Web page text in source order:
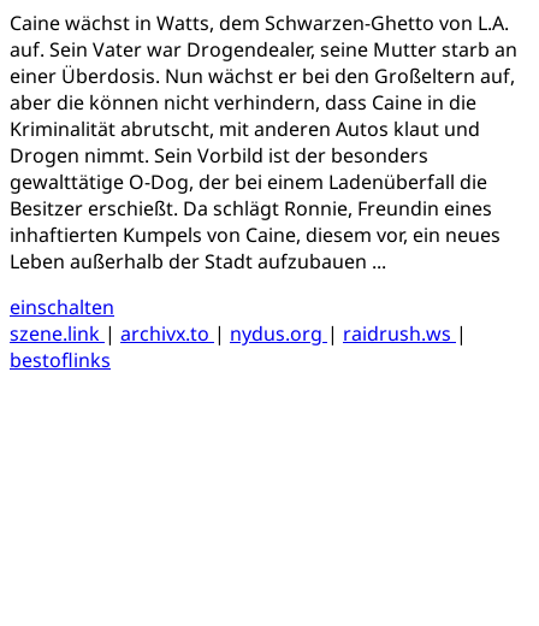
Caine wächst in Watts, dem Schwarzen-Ghetto von L.A.
auf. Sein Vater war Drogendealer, seine Mutter starb an
einer Überdosis. Nun wächst er bei den Großeltern auf,
aber die können nicht verhindern, dass Caine in die
Kriminalität abrutscht, mit anderen Autos klaut und
Drogen nimmt. Sein Vorbild ist der besonders
gewalttätige O-Dog, der bei einem Ladenüberfall die
Besitzer erschießt. Da schlägt Ronnie, Freundin eines
inhaftierten Kumpels von Caine, diesem vor, ein neues
Leben außerhalb der Stadt aufzubauen ...
einschalten
szene.link | archivx.to | nydus.org | raidrush.ws |
bestoflinks